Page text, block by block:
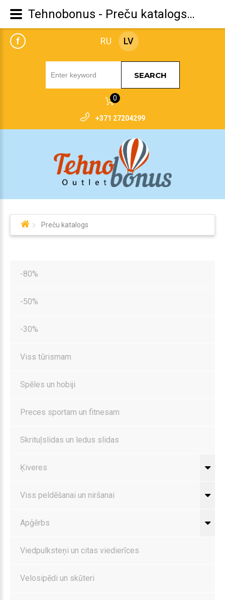
RU LV
f
SEARCH
0
+371 27204299
Preču katalogs
-80%
-50%
-30%
Viss tūrismam
Spēles un hobiji
Preces sportam un fitnesam
Skrituļslidas un ledus slidas
Ķiveres
Viss peldēšanai un niršanai
Apģērbs
Viedpulksteņi un citas viedierīces
Velosipēdi un skūteri
Tehnobonus - Preču katalogs Roces